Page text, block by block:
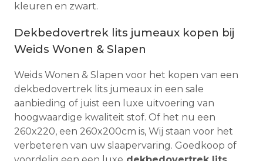
kleuren en zwart.
Dekbedovertrek lits jumeaux kopen bij
Weids Wonen & Slapen
Weids Wonen & Slapen voor het kopen van een
dekbedovertrek lits jumeaux in een sale
aanbieding of juist een luxe uitvoering van
hoogwaardige kwaliteit stof. Of het nu een
260x220, een 260x200cm is, Wij staan voor het
verbeteren van uw slaapervaring. Goedkoop of